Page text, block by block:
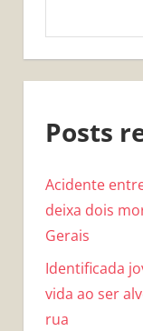
Posts
Acidente
deixa dois
Gerais
Identificada
vida ao ser
rua